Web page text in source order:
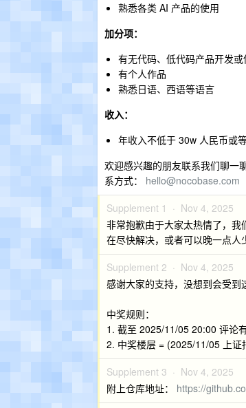
熟悉各类 AI 产品的使用
加分项：
有无代码、低代码产品开发
有个人作品
熟悉日语、西语等语言
收入：
年收入不低于 30w 人民币或
欢迎感兴趣的朋友联系我们聊一
系方式： hello@nocobase.com
Supplement 1 · Nov 4, 2025
非常抱歉由于大家太热情了，
在尽快解决，或者可以晚一点人
Supplement 2 · Nov 4, 2025
感谢大家的支持，没想到会受
中奖规则：
1. 截至 2025/11/05 20:00 评论有
2. 中奖楼层 = (2025/11/05 上证
Supplement 3 · Nov 4, 2025
附上仓库地址： https://